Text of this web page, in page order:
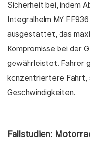
Sicherheit bei, indem
Integralhelm MY
ausgestattet, das
Kompromisse bei der
gewährleistet. Fahrer
konzentriertere Fahrt,
Geschwindigkeiten.
Fallstudien: